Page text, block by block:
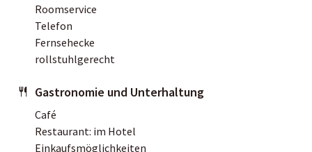
Roomservice
Telefon
Fernsehecke
rollstuhlgerecht
Gastronomie und Unterhaltung
Café
Restaurant: im Hotel
Einkaufsmöglichkeiten